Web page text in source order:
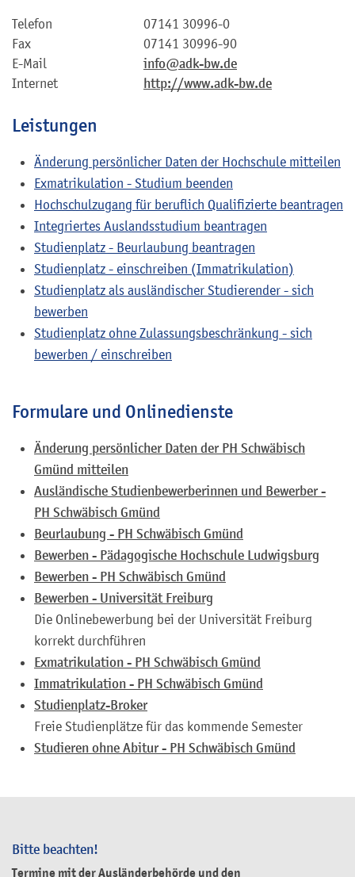
Bitte beachten!
Termine mit der Ausländerbehörde und den
Telefon
07141 30996-0
Fax
07141 30996-90
E-Mail
info@adk-bw.de
Internet http://www.adk-bw.de
Leistungen
Änderung persönlicher Daten der Hochschule mitteilen
Exmatrikulation - Studium beenden
Hochschulzugang für beruflich Qualifizierte beantragen
Integriertes Auslandsstudium beantragen
Studienplatz - Beurlaubung beantragen
Studienplatz - einschreiben (Immatrikulation)
Studienplatz als ausländischer Studierender - sich
bewerben
Studienplatz ohne Zulassungsbeschränkung - sich
bewerben / einschreiben
Formulare und Onlinedienste
Änderung persönlicher Daten der PH Schwäbisch
Gmünd mitteilen
Ausländische Studienbewerberinnen und Bewerber -
PH Schwäbisch Gmünd
Beurlaubung - PH Schwäbisch Gmünd
Bewerben - Pädagogische Hochschule Ludwigsburg
Bewerben - PH Schwäbisch Gmünd
Bewerben - Universität Freiburg
Die Onlinebewerbung bei der Universität Freiburg
korrekt durchführen
Exmatrikulation - PH Schwäbisch Gmünd
Immatrikulation - PH Schwäbisch Gmünd
Studienplatz-Broker
Freie Studienplätze für das kommende Semester
Studieren ohne Abitur - PH Schwäbisch Gmünd